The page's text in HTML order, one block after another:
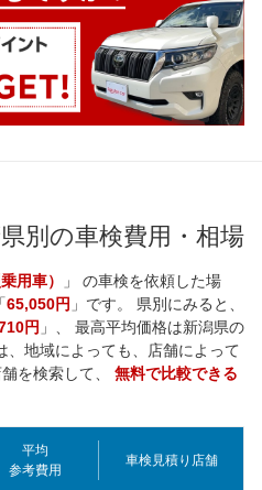
別の車検費用・相場
用車）
」 の車検を依頼した場
65,050円 」です。 県別にみると、
円 」、 最高平均価格は新潟県の
、地域によっても、店舗によって
を検索して、 無料で比較できる
平均
参考費用
車検見積り店舗